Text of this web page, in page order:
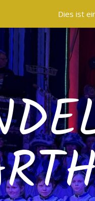
Dies ist